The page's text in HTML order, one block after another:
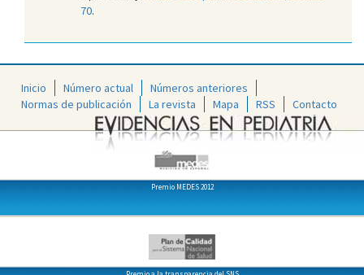
70.
Inicio Número actual
Números anteriores
Normas de publicación
La revista Mapa RSS Contacto
Premio MEDES 2012